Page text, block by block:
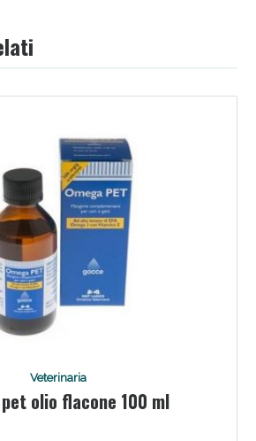
Veterinaria
pet olio flacone 100 ml
le offerte di Oggi